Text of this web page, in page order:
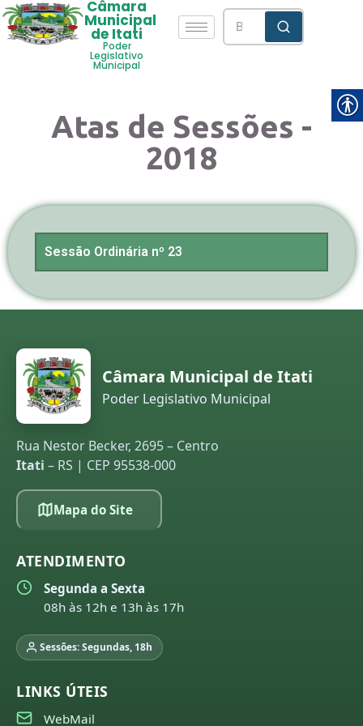
Câmara
Municipal
de Itati
Poder
Legislativo
Municipal
Atas de Sessões -
2018
Sessão Ordinária nº 23
Câmara Municipal de Itati
Poder Legislativo Municipal
Rua Nestor Becker, 2695 – Centro
Itati – RS | CEP 95538-000
Mapa do Site
ATENDIMENTO
Segunda a Sexta
08h às 12h e 13h às 17h
Sessões: Segundas, 18h
LINKS ÚTEIS
WebMail